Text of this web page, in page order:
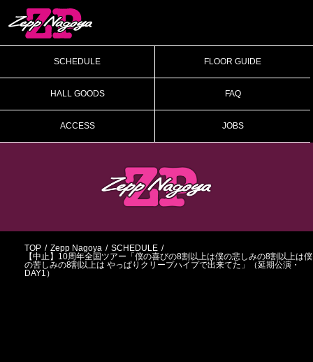
SCHEDULE FLOOR GUIDE
HALL GOODS FAQ
ACCESS JOBS
TOP Zepp Nagoya
SCHEDULE
【中止】10周年全国ツアー「僕の喜びの8割以上は僕の悲しみの8割以上は僕
の苦しみの8割以上は やっぱりクリープハイプで出来てた」（延期公演・
DAY1）